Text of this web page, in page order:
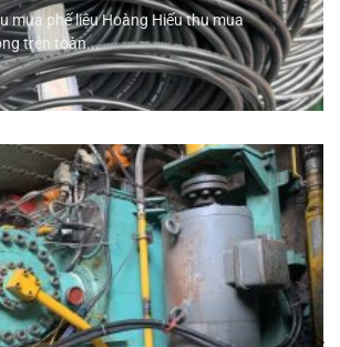
mua phế liệu Hoàng Hiếu thu mua
trên toàn...